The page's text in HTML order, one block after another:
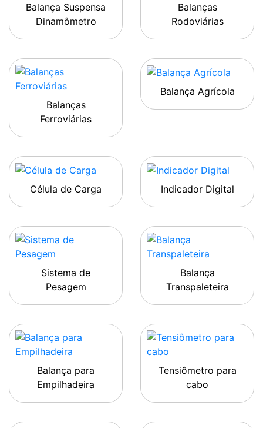
Balança Suspensa
Dinamômetro
Balanças
Rodoviárias
Balanças
Ferroviárias
Balança Agrícola
Célula de Carga Indicador Digital
Sistema de
Pesagem
Balança
Transpaleteira
Balança para
Empilhadeira
Tensiômetro para
cabo